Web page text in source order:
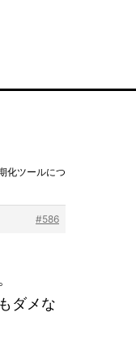
化ツールにつ
#586
ダメな